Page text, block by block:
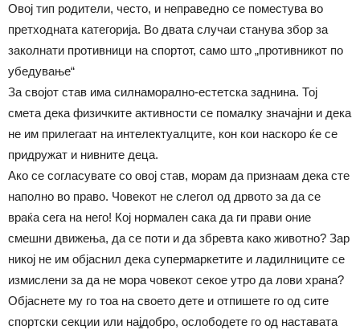
Овој тип родители, често, и неправедно се поместува во
претходната категорија. Во двата случаи станува збор за
заколнати противници на спортот, само што „противникот по
убедување“
За својот став има силнаморално-естетска заднина. Тој
смета дека физичките активности се помалку значајни и дека
не им прилегаат на интелектуалците, кон кои наскоро ќе се
придружат и нивните деца.
Ако се согласувате со овој став, морам да признаам дека сте
наполно во право. Човекот не слегол од дрвото за да се
враќа сега на него! Кој нормален сака да ги прави оние
смешни движења, да се поти и да збревта како животно? Зар
никој не им објаснил дека супермаркетите и ладилниците се
измислени за да не мора човекот секое утро да лови храна?
Објаснете му го тоа на своето дете и отпишете го од сите
спортски секции или најдобро, ослободете го од наставата